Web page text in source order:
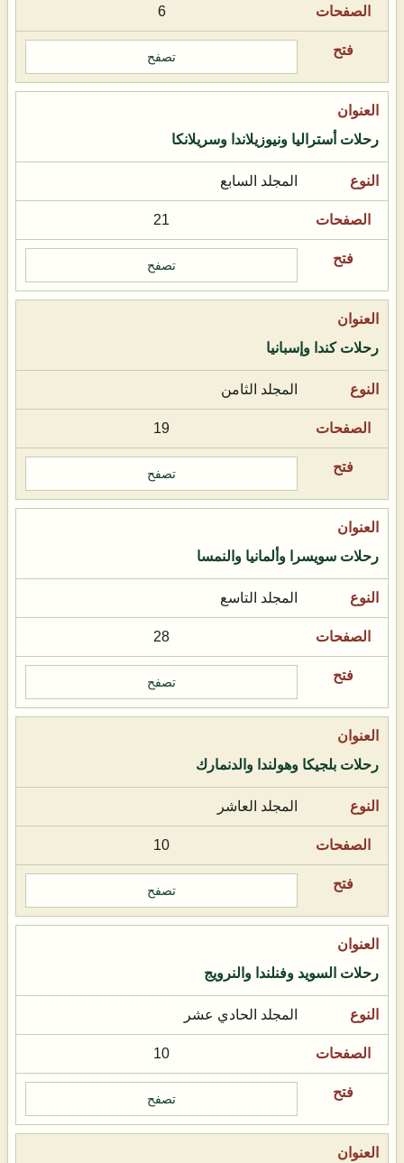
6
تصفح
رحلات أستراليا ونيوزيلاندا وسريلانكا
المجلد السابع
21
تصفح
رحلات كندا وإسبانيا
المجلد الثامن
19
تصفح
رحلات سويسرا وألمانيا والنمسا
المجلد التاسع
28
تصفح
رحلات بلجيكا وهولندا والدنمارك
المجلد العاشر
10
تصفح
رحلات السويد وفنلندا والنرويج
المجلد الحادي عشر
10
تصفح